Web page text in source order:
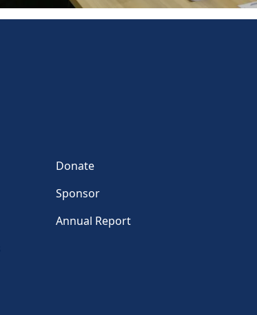
Donate
Sponsor
Annual Report